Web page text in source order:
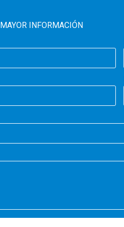
MAYOR INFORMACIÓN